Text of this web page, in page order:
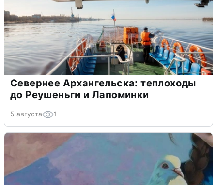
Севернее Архангельска: теплоходы
до Реушеньги и Лапоминки
5 августа 1